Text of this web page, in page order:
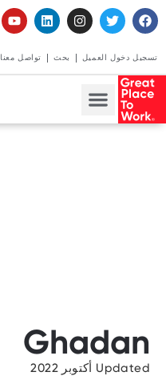
تسجيل دخول العميل بحث تواصل معنا
Ghadan
Updated أكتوبر 2022